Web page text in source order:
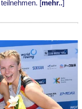
[mehr..]